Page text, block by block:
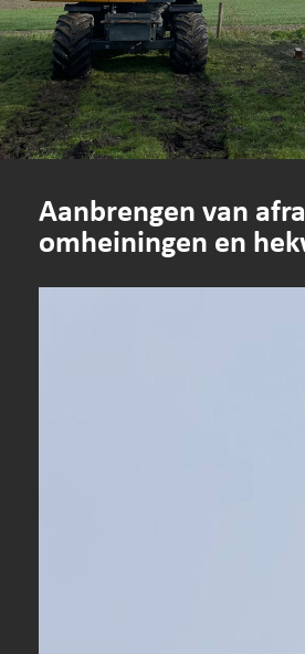
Aanbrengen van
omheiningen en